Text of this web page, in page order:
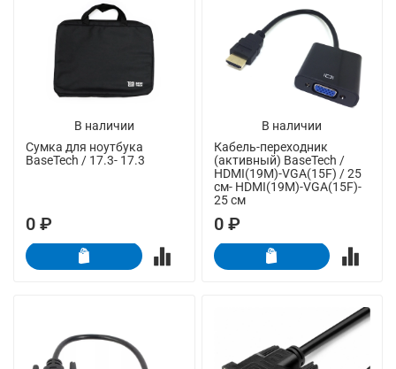
В наличии
Сумка для ноутбука
BaseTech / 17.3- 17.3
0 ₽
В наличии
Кабель-переходник
(активный) BaseTech /
HDMI(19M)-VGA(15F) / 25
см- HDMI(19M)-VGA(15F)-
25 см
0 ₽